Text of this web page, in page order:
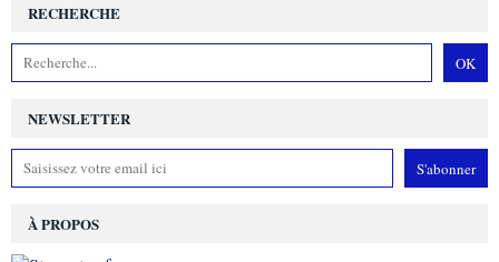
NEWSLETTER
RECHERCHE
À PROPOS